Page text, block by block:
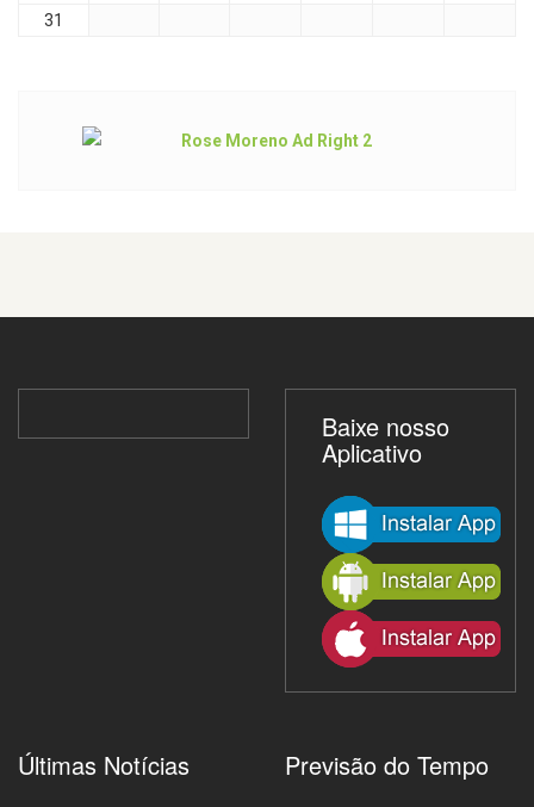
31
Baixe nosso
Aplicativo
Últimas Notícias Previsão do Tempo